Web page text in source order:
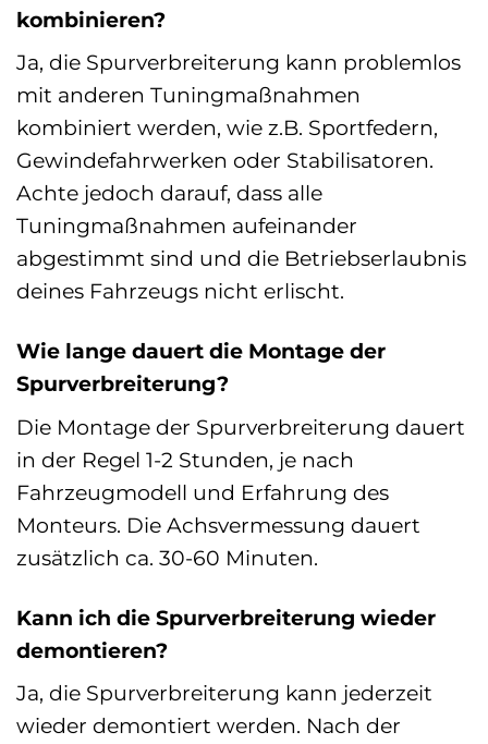
kombinieren?
Ja, die Spurverbreiterung kann problemlos
mit anderen Tuningmaßnahmen
kombiniert werden, wie z.B. Sportfedern,
Gewindefahrwerken oder Stabilisatoren.
Achte jedoch darauf, dass alle
Tuningmaßnahmen aufeinander
abgestimmt sind und die Betriebserlaubnis
deines Fahrzeugs nicht erlischt.
Wie lange dauert die Montage der
Spurverbreiterung?
Die Montage der Spurverbreiterung dauert
in der Regel 1-2 Stunden, je nach
Fahrzeugmodell und Erfahrung des
Monteurs. Die Achsvermessung dauert
zusätzlich ca. 30-60 Minuten.
Kann ich die Spurverbreiterung wieder
demontieren?
Ja, die Spurverbreiterung kann jederzeit
wieder demontiert werden. Nach der